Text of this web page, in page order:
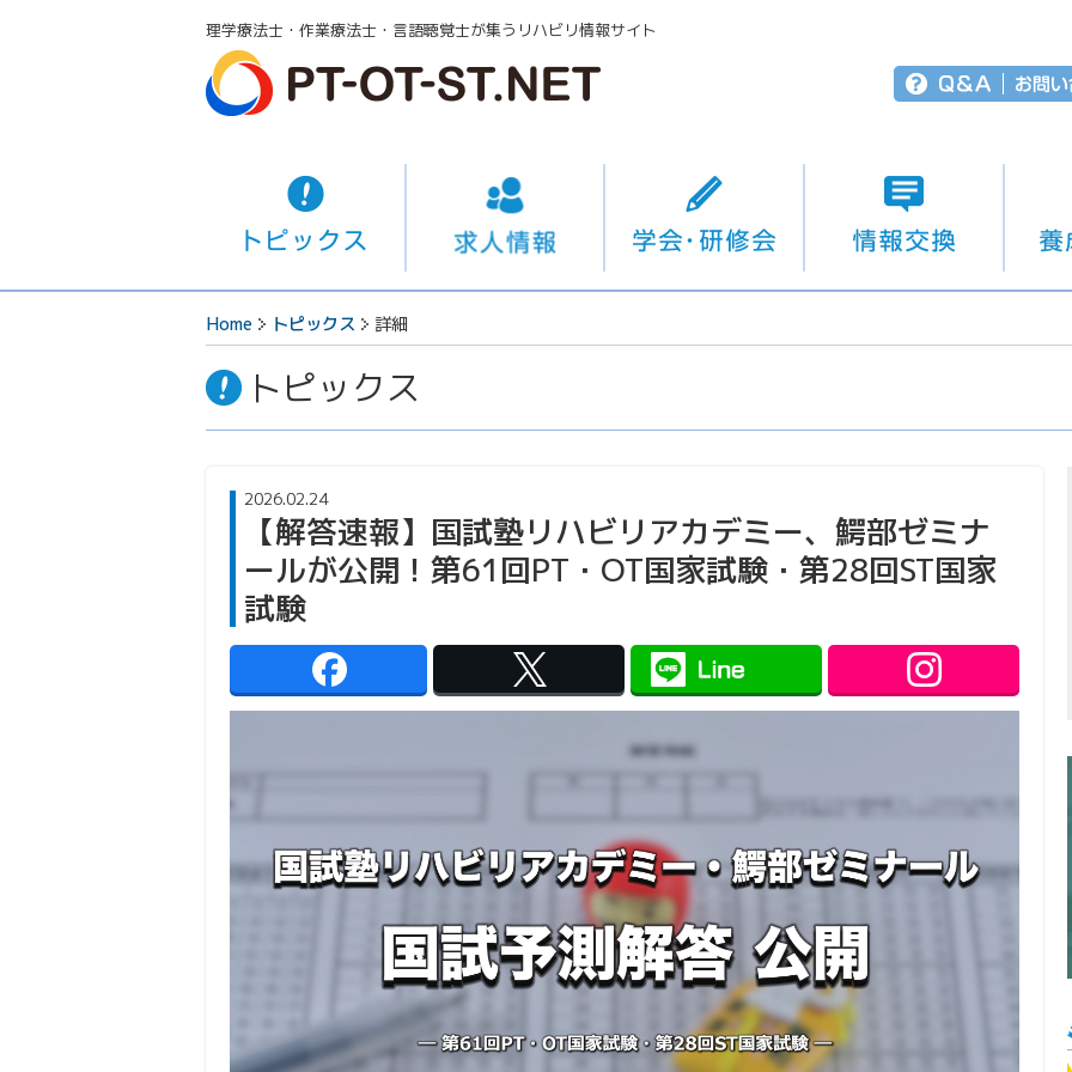
理学療法士・作業療法士・言語聴覚士が集うリハビリ情報サイト
Home トピックス 詳細
トピックス
2026.02.24
【解答速報】国試塾リハビリアカデミー、鰐部ゼミナ
ールが公開！第61回PT・OT国家試験・第28回ST国家
試験